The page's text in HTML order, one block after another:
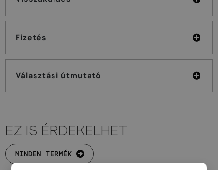
Fizetés
Választási útmutató
EZ IS ÉRDEKELHET
MINDEN TERMÉK